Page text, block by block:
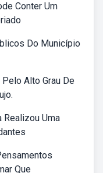
Conter Um
Do Município
Alto Grau De
Realizou Uma
Que